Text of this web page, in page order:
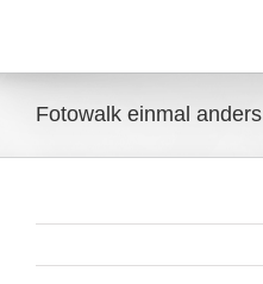
Fotowalk einmal anders